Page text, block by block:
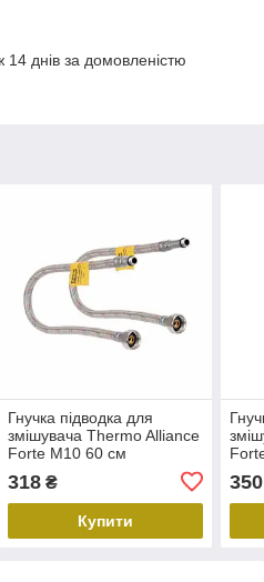
днів за домовленістю
Гнучка підводка для
змішувача Thermo Alliance
Forte М10 60 см
318₴
Купити
350